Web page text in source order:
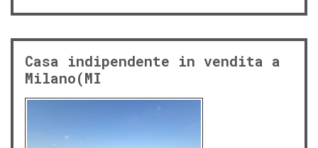
Casa indipendente in vendita a
Milano(MI